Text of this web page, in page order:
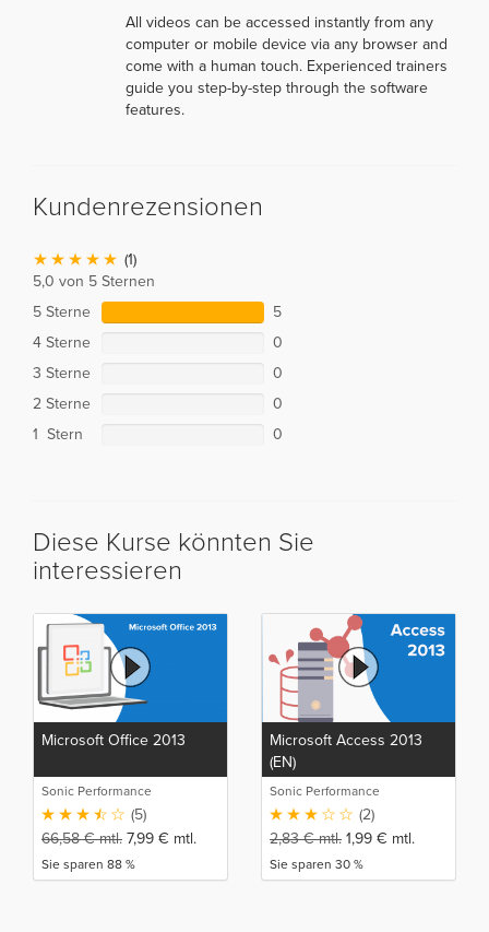
All videos can be accessed instantly from any
computer or mobile device via any browser and
come with a human touch. Experienced trainers
guide you step-by-step through the software
features.
Kundenrezensionen
(1)
5,0 von 5 Sternen
5 Sterne
5
4 Sterne
0
3 Sterne
0
2 Sterne
0
1 Stern
0
Diese Kurse könnten Sie
interessieren
Microsoft Office 2013
Sonic Performance
(5)
66,58€mtl. 7,99 € mtl.
Sie sparen 88 %
Microsoft Access 2013
(EN)
Sonic Performance
(2)
2,83€mtl. 1,99 € mtl.
Sie sparen 30 %